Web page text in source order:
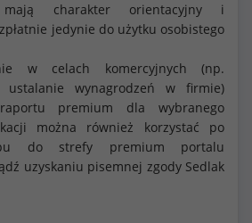
mają charakter orientacyjny i
jedynie do użytku osobistego
w celach komercyjnych (np.
ustalanie wynagrodzeń w firmie)
premium dla wybranego
można również korzystać po
do strefy premium portalu
uzyskaniu pisemnej zgody Sedlak